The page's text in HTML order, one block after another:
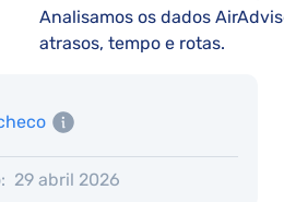
Analisamos os dados
atrasos, tempo e rotas.
29 abril 2026